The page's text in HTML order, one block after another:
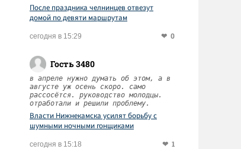
После праздника челнинцев отвезут
домой по девяти маршрутам
сегодня в 15:29 0
Гость 3480
в апреле нужно думать об этом, а в
августе уж осень скоро. само
рассосётся. руководство молодцы.
отработали и решили проблему.
Власти Нижнекамска усилят борьбу с
шумными ночными гонщиками
сегодня в 15:18 1